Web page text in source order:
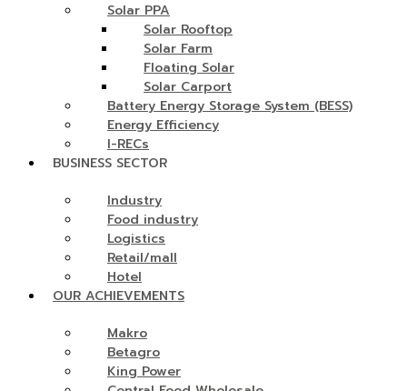
Solar PPA
Solar Rooftop
Solar Farm
Floating Solar
Solar Carport
Battery Energy Storage System (BESS)
Energy Efficiency
I-RECs
BUSINESS SECTOR
Industry
Food industry
Logistics
Retail/mall
Hotel
OUR ACHIEVEMENTS
Makro
Betagro
King Power